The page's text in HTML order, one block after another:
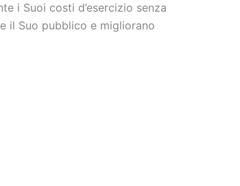
i Suoi costi d’esercizio senza
il Suo pubblico e migliorano